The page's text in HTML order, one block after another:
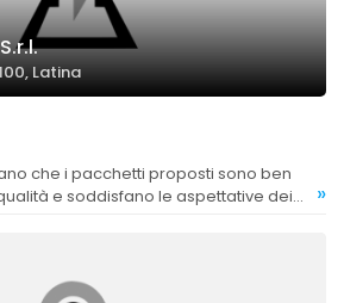
Latina
e soddisfano le aspettative dei
»